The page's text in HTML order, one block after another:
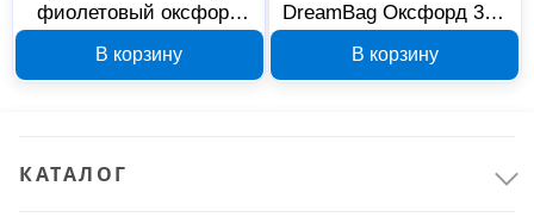
фиолетовый оксфорд
В корзину
DreamBag Оксфорд 3XL
В корзину
КАТАЛОГ